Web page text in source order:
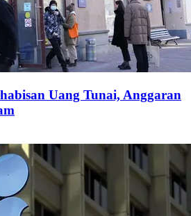
Uang Tunai, Anggaran